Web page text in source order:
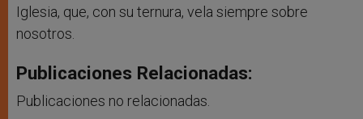
Iglesia, que, con su ternura, vela siempre sobre
nosotros.
Publicaciones Relacionadas:
Publicaciones no relacionadas.